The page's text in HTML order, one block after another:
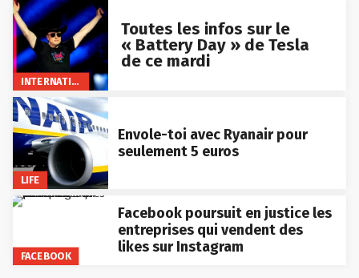
INTERNATIONAL
Toutes les infos sur le
« Battery Day » de Tesla
de ce mardi
LIFE
Envole-toi avec Ryanair pour
seulement 5 euros
FACEBOOK
Facebook poursuit en justice les
entreprises qui vendent des
likes sur Instagram